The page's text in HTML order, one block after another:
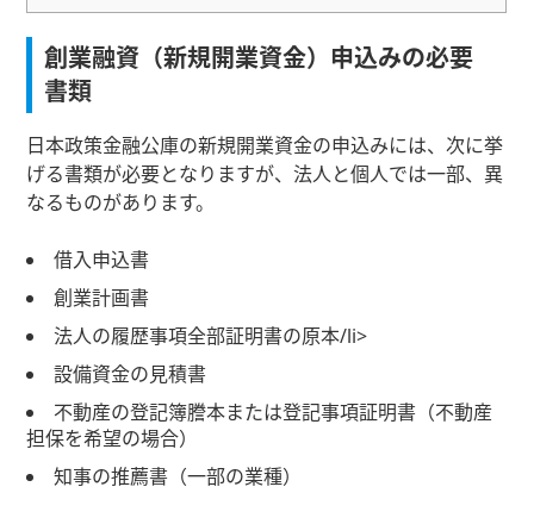
創業融資（新規開業資金）申込みの必要
書類
日本政策金融公庫の新規開業資金の申込みには、次に挙
げる書類が必要となりますが、法人と個人では一部、異
なるものがあります。
借入申込書
創業計画書
法人の履歴事項全部証明書の原本/li>
設備資金の見積書
不動産の登記簿謄本または登記事項証明書（不動産
担保を希望の場合）
知事の推薦書（一部の業種）